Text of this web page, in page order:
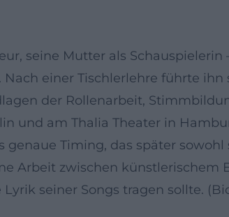
seine Mutter als Schauspielerin
einer Tischlerlehre führte ihn
der Rollenarbeit,
und am Thalia Theater in
Timing, das später
Arbeit zwischen künstlerischem
seiner Songs tragen sollte.